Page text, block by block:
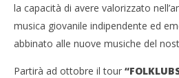
la capacità di avere valorizzato
musica giovanile indipendente ed
abbinato alle nuove musiche del
Partirà ad ottobre il tour